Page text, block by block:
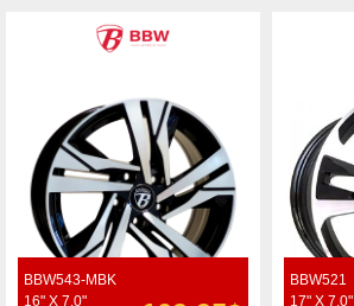
BBW543-MBK
16" X 7.0"
BBW521
17" X 7.0"